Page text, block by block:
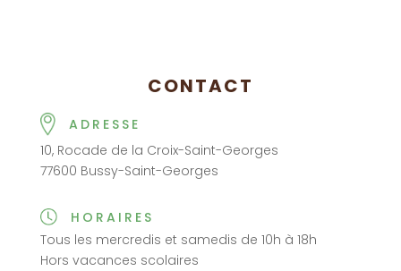
CONTACT
ADRESSE
10, Rocade de la Croix-Saint-Georges
77600 Bussy-Saint-Georges
HORAIRES
Tous les mercredis et samedis de 10h à 18h
Hors vacances scolaires